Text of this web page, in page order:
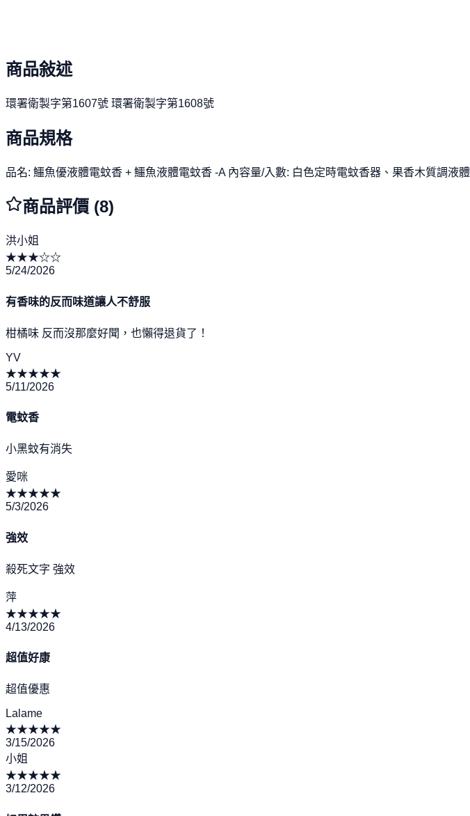
商品敍述
環署衛製字第1607號 環署衛製字第1608號
商品規格
品名: 鱷魚優液體電蚊香 + 鱷魚液體電蚊香 -A 內容量/入數: 白色定時電蚊香器、果香木質調液
商品評價 (8)
洪小姐
★★★☆☆
5/24/2026
有香味的反而味道讓人不舒服
柑橘味 反而沒那麼好聞，也懶得退貨了！
YV
★★★★★
5/11/2026
電蚊香
小黑蚊有消失
愛咪
★★★★★
5/3/2026
強效
殺死文字 強效
萍
★★★★★
4/13/2026
超值好康
超值優惠
Lalame
★★★★★
3/15/2026
小姐
★★★★★
3/12/2026